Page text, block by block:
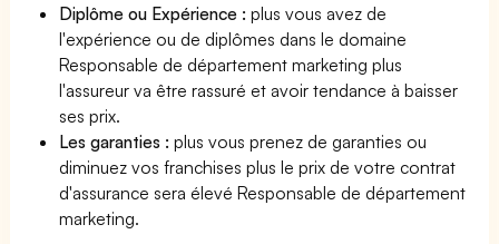
Diplôme ou Expérience :plus vous avez de
l'expérience ou de diplômes dans le domaine
Responsable de département marketing plus
l'assureur va être rassuré et avoir tendance à baisser
ses prix.
Les garanties :plus vous prenez de garanties ou
diminuez vos franchises plus le prix de votre contrat
d'assurance sera élevé Responsable de département
marketing.